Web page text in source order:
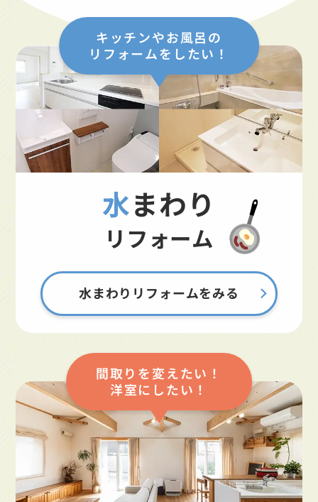
キッチンやお風呂の
リフォームをしたい！
水まわり
リフォーム
水まわりリフォームをみる
間取りを変えたい！
洋室にしたい！